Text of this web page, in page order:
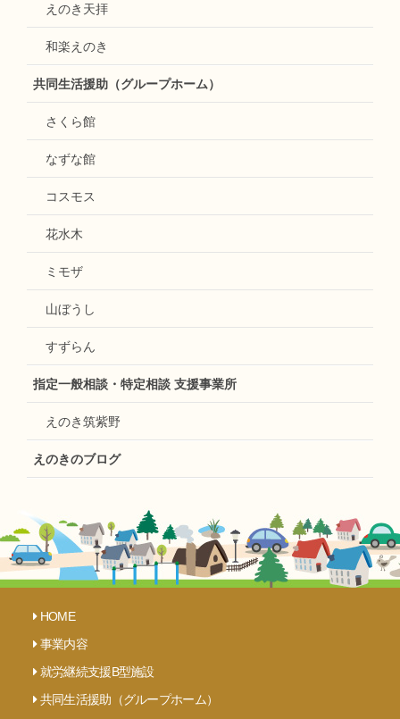
えのき天拝
和楽えのき
共同生活援助（グループホーム）
さくら館
なずな館
コスモス
花水木
ミモザ
山ぼうし
すずらん
指定一般相談・特定相談 支援事業所
えのき筑紫野
えのきのブログ
HOME
事業内容
就労継続支援B型施設
共同生活援助（グループホーム）